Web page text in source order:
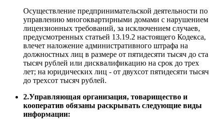
Осуществление предпринимательской деятельности по
управлению многоквартирными домами с нарушением
лицензионных требований, за исключением случаев,
предусмотренных статьей 13.19.2 настоящего Кодекса,
влечет наложение административного штрафа на
должностных лиц в размере от пятидесяти тысяч до ста
тысяч рублей или дисквалификацию на срок до трех
лет; на юридических лиц - от двухсот пятидесяти тысяч
до трехсот тысяч рублей.
2.Управляющая организация, товарищество и
кооператив обязаны раскрывать следующие виды
информации: